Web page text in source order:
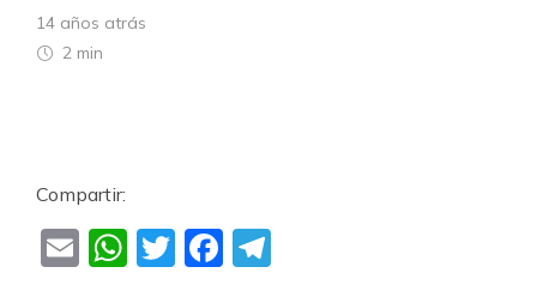
14 años atrás
2 min
Compartir:
EmailWhatsApp
TwitterFacebook